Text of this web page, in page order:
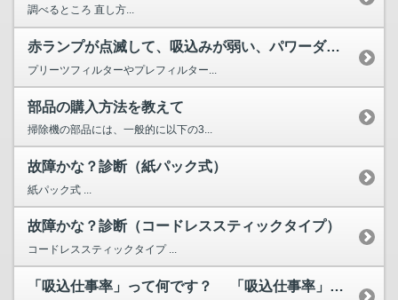
調べるところ 直し方...
赤ランプが点滅して、吸込みが弱い、パワーダウンする、運転が...
プリーツフィルターやプレフィルター...
部品の購入方法を教えて
掃除機の部品には、一般的に以下の3...
故障かな？診断（紙パック式）
紙パック式 ...
故障かな？診断（コードレススティックタイプ）
コードレススティックタイプ ...
「吸込仕事率」って何です？ 「吸込仕事率」が高いほど...